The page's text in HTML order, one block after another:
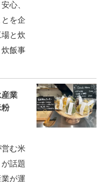
心、
を企
と炊
飯事
業
む米
話題
が運